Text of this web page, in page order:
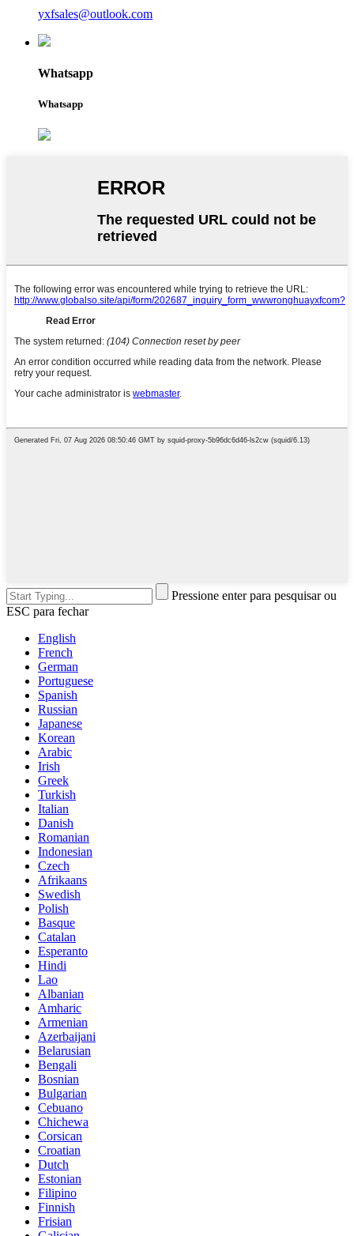
yxfsales@outlook.com
Whatsapp
Whatsapp
Pressione enter para pesquisar ou
ESC para fechar
English
French
German
Portuguese
Spanish
Russian
Japanese
Korean
Arabic
Irish
Greek
Turkish
Italian
Danish
Romanian
Indonesian
Czech
Afrikaans
Swedish
Polish
Basque
Catalan
Esperanto
Hindi
Lao
Albanian
Amharic
Armenian
Azerbaijani
Belarusian
Bengali
Bosnian
Bulgarian
Cebuano
Chichewa
Corsican
Croatian
Dutch
Estonian
Filipino
Finnish
Frisian